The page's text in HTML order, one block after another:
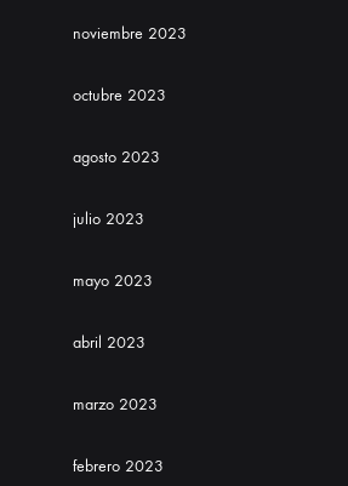
noviembre 2023
octubre 2023
agosto 2023
julio 2023
mayo 2023
abril 2023
marzo 2023
febrero 2023